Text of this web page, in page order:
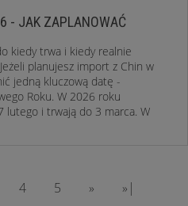
- JAK ZAPLANOWAĆ
kiedy trwa i kiedy realnie
planujesz import z Chin w
jedną kluczową datę -
Roku. W 2026 roku
lutego i trwają do 3 marca. W
4 5 » »|